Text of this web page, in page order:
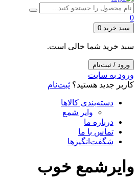
0
سبد خرید 0
سبد خرید شما خالی است.
ورود / ثبت‌نام
ورود به سایت
کاربر جدید هستید؟ ثبت‌نام
دسته‌بندی کالاها
وایر شمع
درباره ما
تماس با ما
شگفت‌انگیزها
وایرشمع خوب